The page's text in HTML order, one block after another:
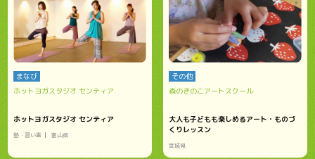
まなび
ホットヨガスタジオ センティア
ホットヨガスタジオ センティア
塾・習い事 富山県
その他
森のきのこアートスクール
大人も子どもも楽しめるアート・ものづ
くりレッスン
宮城県